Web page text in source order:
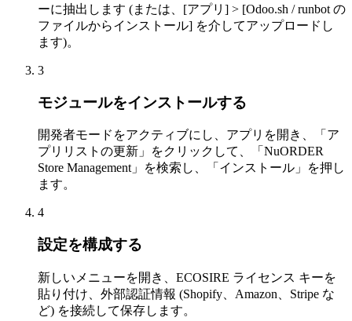
ーに抽出します (または、[アプリ] > [Odoo.sh / runbot の
ファイルからインストール] を介してアップロードし
ます)。
3
モジュールをインストールする
開発者モードをアクティブにし、アプリを開き、「ア
プリリストの更新」をクリックして、「NuORDER
Store Management」を検索し、「インストール」を押し
ます。
4
設定を構成する
新しいメニューを開き、ECOSIRE ライセンス キーを
貼り付け、外部認証情報 (Shopify、Amazon、Stripe な
ど) を接続して保存します。